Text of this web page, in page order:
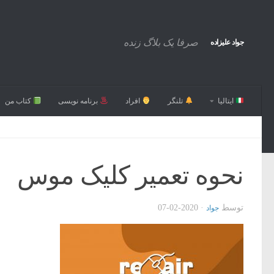
جواد علیزاده صرفا یک بلاگ زنده
ایتالیا تلنگر افراد برنامه نویسی کتاب من
نحوه تعمیر کلیک موس
توسط جواد ·
2020-02-07